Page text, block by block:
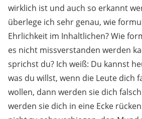
wirklich ist und auch so erkannt
überlege ich sehr genau, wie
Ehrlichkeit im Inhaltlichen? Wie
es nicht missverstanden werden
sprichst du? Ich weiß: Du kannst
was du willst, wenn die Leute dich
wollen, dann werden sie dich
werden sie dich in eine Ecke